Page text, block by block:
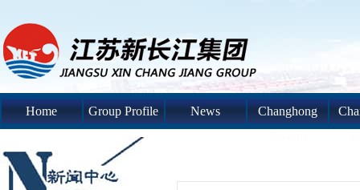
Home Group Profile News
Changhong